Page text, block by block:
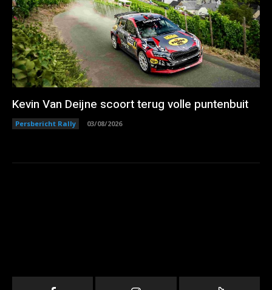
Kevin Van Deijne scoort terug volle puntenbuit
Persbericht Rally 03/08/2026